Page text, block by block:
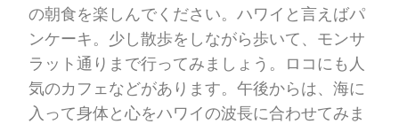
の朝食を楽しんでください。ハワイと言えばパ
ンケーキ。少し散歩をしながら歩いて、モンサ
ラット通りまで行ってみましょう。ロコにも人
気のカフェなどがあります。午後からは、海に
入って身体と心をハワイの波長に合わせてみま